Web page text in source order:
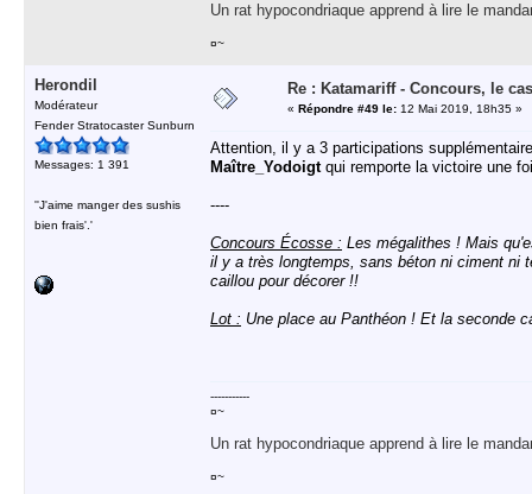
Un rat hypocondriaque apprend à lire le
¤~
Herondil
Modérateur
Fender Stratocaster Sunburn
Messages: 1 391
''J'aime manger des sushis
bien frais'.'
Re : Katamariff - Concours, le
« Répondre #49 le: 12 Mai 2019, 18h35 »
Attention, il y a 3 participations
Maître_Yodoigtqui remporte la victoire une
----
Concours Écosse : Les mégalithes ! Mais
il y a très longtemps, sans béton ni ciment ni
caillou pour décorer !!
Lot : Une place au Panthéon ! Et la seconde
-----------
¤~
Un rat hypocondriaque apprend à lire le
¤~